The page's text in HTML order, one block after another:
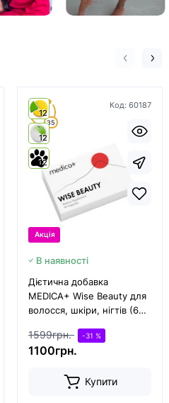
Код: 60187
4.9
35
12
12
12
Акція
В наявності
Дієтична добавка
MEDICA+ Wise Beauty для
волосся, шкіри, нігтів (60
1599грн. -31 %
1100грн.
Купити